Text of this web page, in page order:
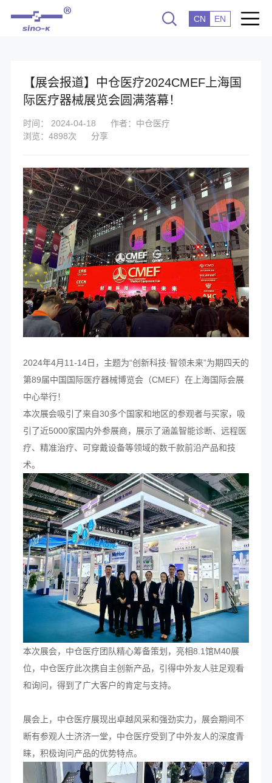
CN EN
【展会报道】中仓医疗2024CMEF上海国
际医疗器械展览会圆满落幕！
时间： 2024-04-18
作者：中仓医疗
浏览：4898次
分享
2024年4月11-14日，主题为“创新科技·智领未来”为期四天的
第89届中国国际医疗器械博览会（CMEF）在上海国际会展
中心举行！
本次展会吸引了来自30多个国家和地区的参观者与买家，吸
引了近5000家国内外参展商，展示了涵盖智能诊断、远程医
疗、精准治疗、可穿戴设备等领域的数千款前沿产品和技
术。
本次展会，中仓医疗团队精心筹备策划，亮相8.1馆M40展
位，中仓医疗此次携自主创新产品，引得中外友人驻足观看
和询问，得到了广大客户的肯定与支持。
展会上，中仓医疗展现出卓越风采和强劲实力，展会期间不
断有参观人士济济一堂，中仓医疗受到了中外友人的深度青
睐，积极询问产品的优势特点。